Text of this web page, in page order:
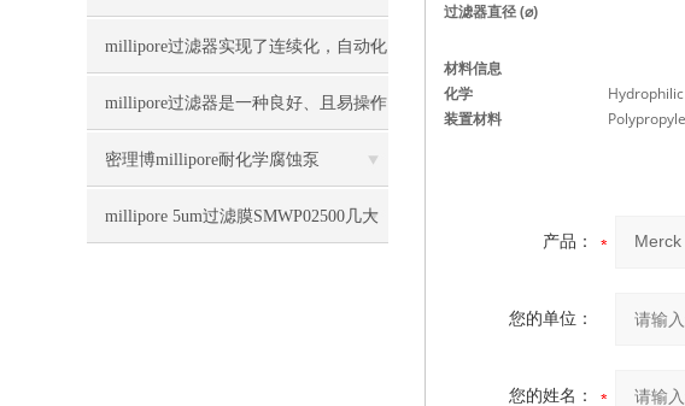
设计
millipore过滤器实现了连续化，自动化
生产
millipore过滤器是一种良好、且易操作
的全自动过滤装置
密理博millipore耐化学腐蚀泵
WP6122050详细资料
millipore 5um过滤膜SMWP02500几大
过滤器直径 (⌀)
材料信息
化学
Hydrophilic
装置材料
产品：
您的单位：
您的姓名：